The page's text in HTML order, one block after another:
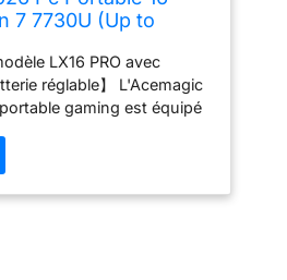
7 7730U (Up to
à 4 to)
Clavier
LX16 PRO avec
réglable】 L'Acemagic
gaming est équipé
16 fils, avec une
4,5 GHz, et d'un
Graphics 2,0 GHz
flexible de la